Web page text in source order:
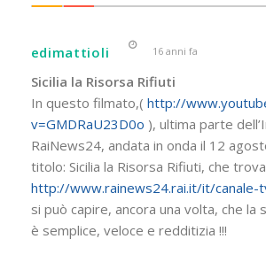
edimattioli 16 anni fa
Sicilia la Risorsa Rifiuti
In questo filmato,( http://
v=GMDRaU23D0o ), ultima parte
RaiNews24, andata in onda il 12
titolo: Sicilia la Risorsa Rifiuti, che
http://www.rainews24.rai.it/it/canale-
si può capire, ancora una volta, che la
è semplice, veloce e redditizia !!!